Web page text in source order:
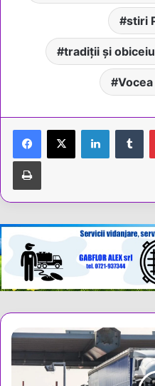
stiri
tradiții și
LinkedIn
Tipărește
Șofer
român
de
TIR